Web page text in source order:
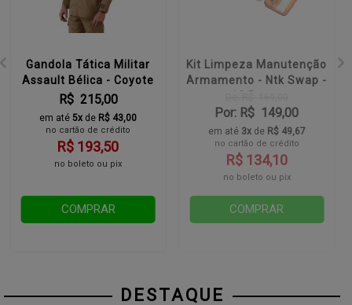
Gandola Tática Militar
Assault Bélica - Coyote
R$ 215,00
em até5x de R$ 43,00
no cartão de crédito
R$ 193,50
no boleto ou pix
COMPRAR
Kit Limpeza Manutenção
Armamento - Ntk Swap -
Por: R$ 149,00
em até 3xde R$ 49,67
no cartão de crédito
R$ 134,10
no boleto ou pix
COMPRAR
DESTAQUE